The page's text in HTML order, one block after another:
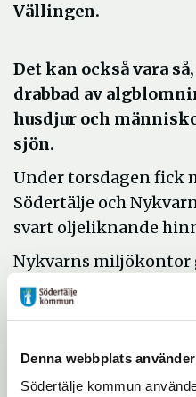
Denna webbplats
Södertälje kommun
Vällingen.
Det kan också vara
drabbad av
husdjur och
sjön.
Under torsdagen fick
Södertälje och
svart oljeliknande
Nykvarns
och kan konstatera
bryts ned. Det kan
hundar och känsliga
bada i Vällingen.